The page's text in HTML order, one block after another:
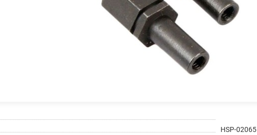
HSP-02065
Сегодня
25 %
Оплачивайте сегодня только
% картой любого банка